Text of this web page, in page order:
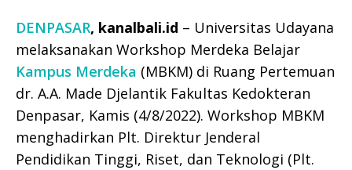
DENPASAR, kanalbali.id – Universitas Udayana
melaksanakan Workshop Merdeka Belajar
Kampus Merdeka (MBKM) di Ruang Pertemuan
dr. A.A. Made Djelantik Fakultas Kedokteran
Denpasar, Kamis (4/8/2022). Workshop MBKM
menghadirkan Plt. Direktur Jenderal
Pendidikan Tinggi, Riset, dan Teknologi (Plt.